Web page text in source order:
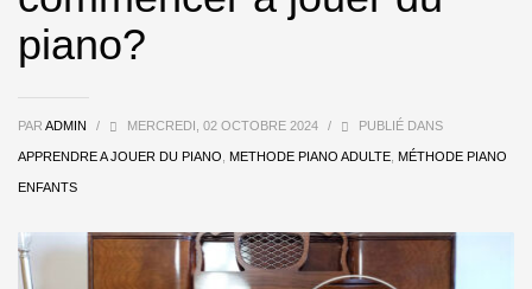
piano?
PAR ADMIN / MERCREDI, 02 OCTOBRE 2024 / PUBLIÉ DANS
APPRENDRE A JOUER DU PIANO METHODE PIANO ADULTE MÉTHODE PIANO
ENFANTS